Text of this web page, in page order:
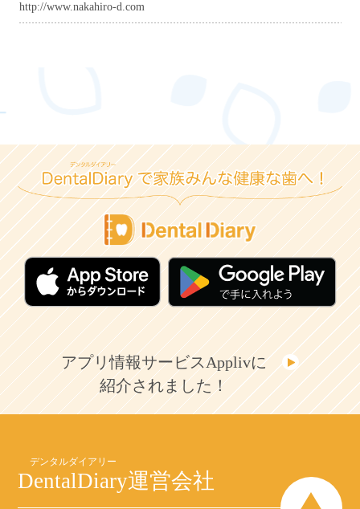
http://www.nakahiro-d.com
アプリ情報サービスApplivに
紹介されました！
DentalDiary運営会社